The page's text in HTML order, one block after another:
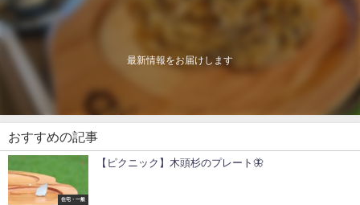
最新情報をお届けします
おすすめの記事
住宅・一般
【ピクニック】木頭杉のプレート🦋